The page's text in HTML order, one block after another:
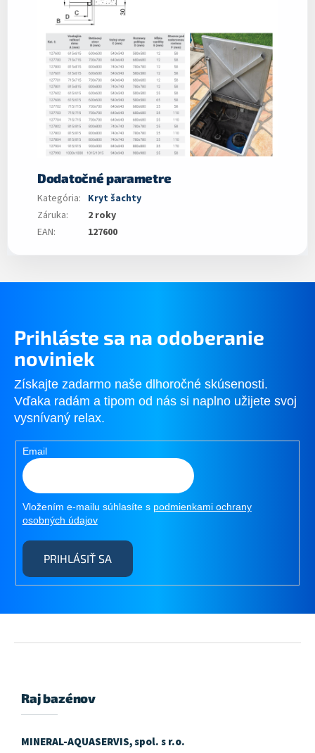
Dodatočné parametre
Kategória: Kryt šachty
Záruka:
2 roky
EAN: 127600
Prihláste sa na odoberanie
noviniek
Získajte zadarmo naše dlhoročné skúsenosti.
Vďaka radám a tipom od nás si naplno užijete svoj
vysnívaný relax.
Email
Vložením e-mailu súhlasíte s podmienkami ochrany
osobných údajov
PRIHLÁSIŤ SA
Raj bazénov
MINERAL-AQUASERVIS, spol. s r.o.